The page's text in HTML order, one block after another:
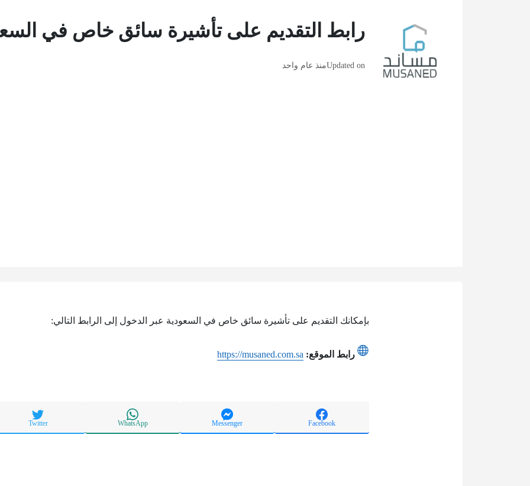
رابط التقديم على تأشيرة سائق خاص في
Updated onمنذ عام واحد
بإمكانك التقديم على تأشيرة سائق خاص في السعودية عبر الدخول إلى الرابط التالي:
رابط الموقع: https://musaned.com.sa
Facebook
Messenger
WhatsApp
Twitter